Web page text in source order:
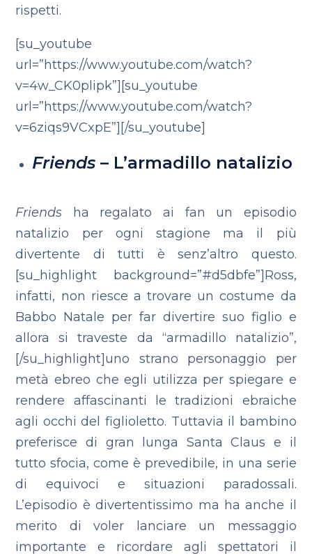
rispetti.
[su_youtube
url=”https://www.youtube.com/watch?
v=4w_CK0plipk”][su_youtube
url=”https://www.youtube.com/watch?
v=6ziqs9VCxpE”][/su_youtube]
Friends– L’armadillo natalizio
Friends ha regalato ai fan un episodio
natalizio per ogni stagione ma il più
divertente di tutti è senz’altro questo.
[su_highlight background=”#d5dbfe”]Ross,
infatti, non riesce a trovare un costume da
Babbo Natale per far divertire suo figlio e
allora si traveste da “armadillo natalizio”,
[/su_highlight]uno strano personaggio per
metà ebreo che egli utilizza per spiegare e
rendere affascinanti le tradizioni ebraiche
agli occhi del figlioletto. Tuttavia il bambino
preferisce di gran lunga Santa Claus e il
tutto sfocia, come è prevedibile, in una serie
di equivoci e situazioni paradossali.
L’episodio è divertentissimo ma ha anche il
merito di voler lanciare un messaggio
importante e ricordare agli spettatori il